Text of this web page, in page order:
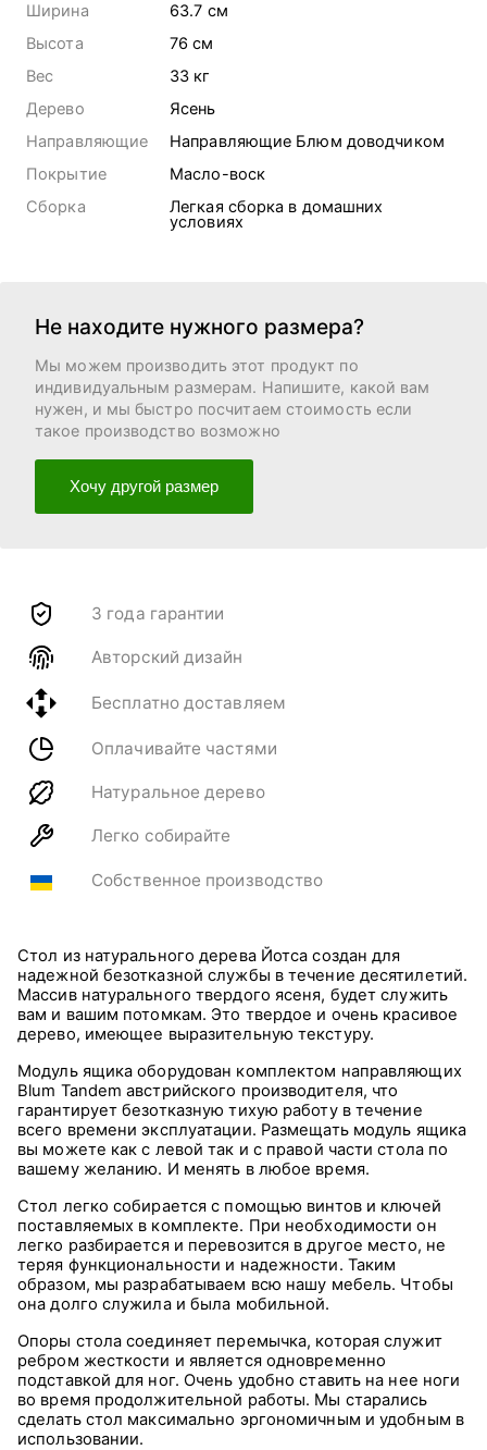
Ширина
63.7 cм
Высота
76 cм
Вес
33 кг
Дерево
Ясень
Направляющие
Направляющие Блюм доводчиком
Покрытие
Масло-воск
Сборка
Легкая сборка в домашних
условиях
Не находите нужного размера?
Мы можем производить этот продукт по
индивидуальным размерам. Напишите, какой вам
нужен, и мы быстро посчитаем стоимость если
такое производство возможно
Хочу другой размер
3 года гарантии
Авторский дизайн
Бесплатно доставляем
Оплачивайте частями
Натуральное дерево
Легко собирайте
Собственное производство
Стол из натурального дерева Йотса создан для
надежной безотказной службы в течение десятилетий.
Массив натурального твердого ясеня, будет служить
вам и вашим потомкам. Это твердое и очень красивое
дерево, имеющее выразительную текстуру.
Модуль ящика оборудован комплектом направляющих
Blum Tandem австрийского производителя, что
гарантирует безотказную тихую работу в течение
всего времени эксплуатации. Размещать модуль ящика
вы можете как с левой так и с правой части стола по
вашему желанию. И менять в любое время.
Стол легко собирается с помощью винтов и ключей
поставляемых в комплекте. При необходимости он
легко разбирается и перевозится в другое место, не
теряя функциональности и надежности. Таким
образом, мы разрабатываем всю нашу мебель. Чтобы
она долго служила и была мобильной.
Опоры стола соединяет перемычка, которая служит
ребром жесткости и является одновременно
подставкой для ног. Очень удобно ставить на нее ноги
во время продолжительной работы. Мы старались
сделать стол максимально эргономичным и удобным в
использовании.